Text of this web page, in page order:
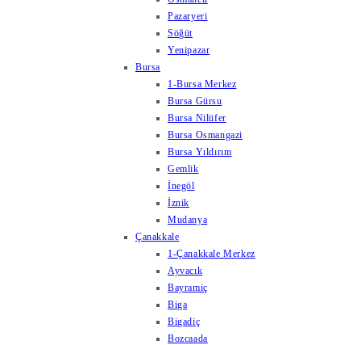
Pazaryeri
Söğüt
Yenipazar
Bursa
1-Bursa Merkez
Bursa Gürsu
Bursa Nilüfer
Bursa Osmangazi
Bursa Yıldırım
Gemlik
İnegöl
İznik
Mudanya
Çanakkale
1-Çanakkale Merkez
Ayvacık
Bayramiç
Biga
Bigadiç
Bozcaada